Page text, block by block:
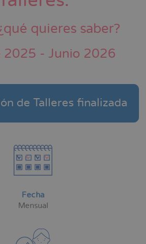
quieres saber?
2025 - Junio 2026
de Talleres finalizada
Fecha
Mensual